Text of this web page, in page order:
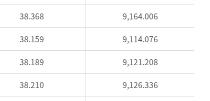
38.368
9,164.006
38.159
9,114.076
38.189
9,121.208
38.210
9,126.336